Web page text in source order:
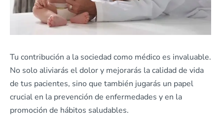
Tu contribución a la sociedad como médico es invaluable.
No solo aliviarás el dolor y mejorarás la calidad de vida
de tus pacientes, sino que también jugarás un papel
crucial en la prevención de enfermedades y en la
promoción de hábitos saludables.